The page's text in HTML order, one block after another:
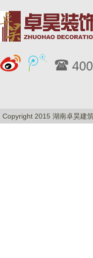
Copyright 2015 湖南卓昊建